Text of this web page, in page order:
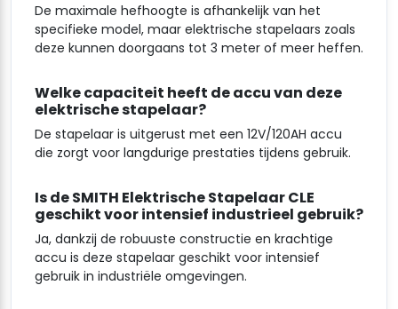
De maximale hefhoogte is afhankelijk van het
specifieke model, maar elektrische stapelaars zoals
deze kunnen doorgaans tot 3 meter of meer heffen.
Welke capaciteit heeft de accu van deze
elektrische stapelaar?
De stapelaar is uitgerust met een 12V/120AH accu
die zorgt voor langdurige prestaties tijdens gebruik.
Is de SMITH Elektrische Stapelaar CLE
geschikt voor intensief industrieel gebruik?
Ja, dankzij de robuuste constructie en krachtige
accu is deze stapelaar geschikt voor intensief
gebruik in industriële omgevingen.